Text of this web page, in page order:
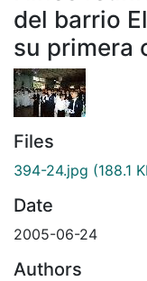
del barrio
su primera
Files
394-24.jpg (188.1
Date
2005-06-24
Authors